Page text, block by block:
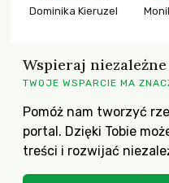
Dominika Kieruzel
Wspieraj
TWOJE WSPARCIE MA
Pomóż nam tworzyć
portal. Dzięki Tobie
treści i rozwijać